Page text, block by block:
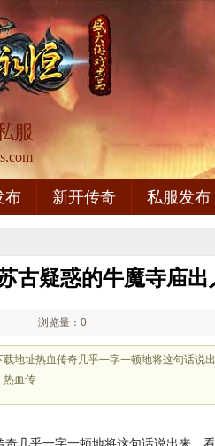
服
布 新开传奇 私服发布
古疑惑的牛魔寺庙
浏览量：0
载地址热血传奇几乎一字一顿地将这句话说
热血传